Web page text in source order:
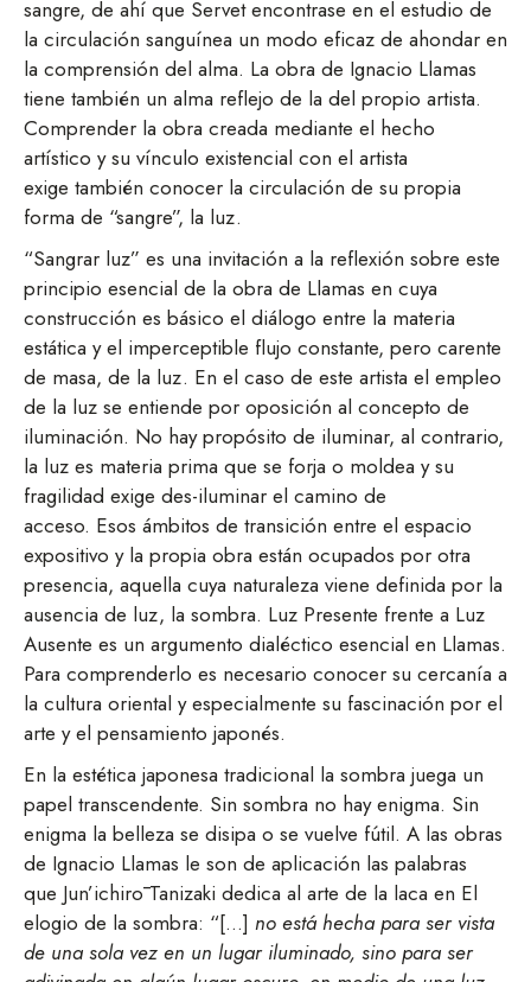
sangre, de ahí que Servet encontrase en el estudio de
la circulación sanguínea un modo eficaz de ahondar en
la comprensión del alma. La obra de Ignacio Llamas
tiene también un alma reflejo de la del propio artista.
Comprender la obra creada mediante el hecho
artístico y su vínculo existencial con el artista
exige también conocer la circulación de su propia
forma de “sangre”, la luz.
“Sangrar luz” es una invitación a la reflexión sobre este
principio esencial de la obra de Llamas en cuya
construcción es básico el diálogo entre la materia
estática y el imperceptible flujo constante, pero carente
de masa, de la luz. En el caso de este artista el empleo
de la luz se entiende por oposición al concepto de
iluminación. No hay propósito de iluminar, al contrario,
la luz es materia prima que se forja o moldea y su
fragilidad exige des-iluminar el camino de
acceso. Esos ámbitos de transición entre el espacio
expositivo y la propia obra están ocupados por otra
presencia, aquella cuya naturaleza viene definida por la
ausencia de luz, la sombra. Luz Presente frente a Luz
Ausente es un argumento dialéctico esencial en Llamas.
Para comprenderlo es necesario conocer su cercanía a
la cultura oriental y especialmente su fascinación por el
arte y el pensamiento japonés.
En la estética japonesa tradicional la sombra juega un
papel transcendente. Sin sombra no hay enigma. Sin
enigma la belleza se disipa o se vuelve fútil. A las obras
de Ignacio Llamas le son de aplicación las palabras
que Jun’ichirō Tanizaki dedica al arte de la laca en El
elogio de la sombra: “[…] no está hecha para ser vista
de una sola vez en un lugar iluminado, sino para ser